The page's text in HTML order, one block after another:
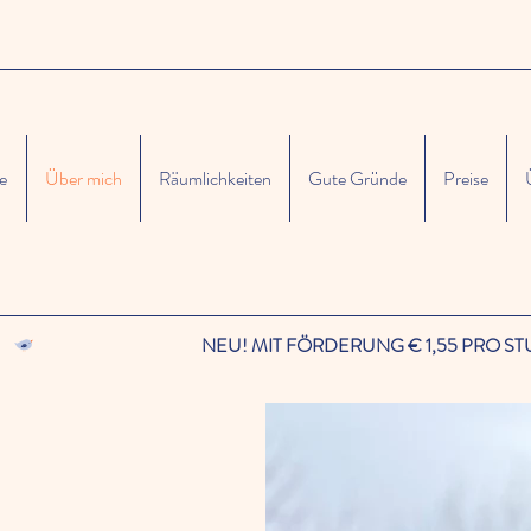
Über mich Räumlichkeiten Gute Gründe Preise